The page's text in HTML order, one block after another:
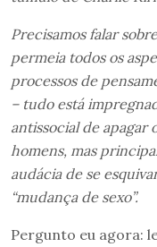
Precisamos falar
permeia todos os
processos de
– tudo está
antissocial de apagar
homens, mas
audácia de se
“mudança de sexo”.
Pergunto eu agora: